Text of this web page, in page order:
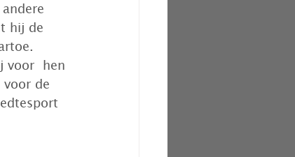
hij de
voor  hen
de